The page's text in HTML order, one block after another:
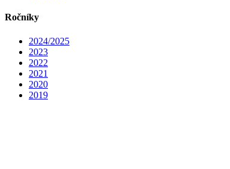
Ročníky
2024/2025
2023
2022
2021
2020
2019